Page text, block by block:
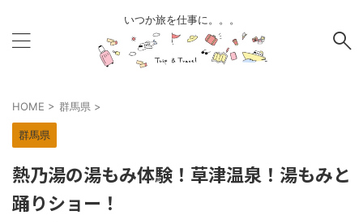
いつか旅を仕事に。。。
HOME > 群馬県 >
群馬県
熱乃湯の湯もみ体験！草津温泉！湯もみと
踊りショー！